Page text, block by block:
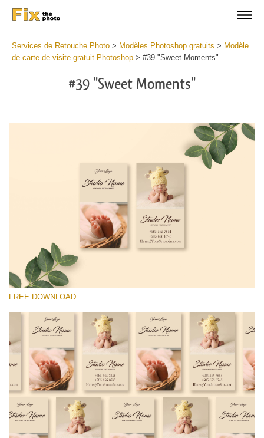
Services de Retouche Photo > Modèles Photoshop gratuits > Modèle
de carte de visite gratuit Photoshop > #39 "Sweet Moments"
#39 "Sweet Moments"
Veuillez sélectionner
Free Template #39
Senior Price List
Téléchargement Gratuit
FREE DOWNLOAD